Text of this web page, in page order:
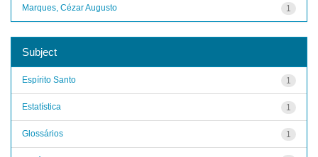
1
Marques, Cézar Augusto
Subject
1
Espírito Santo
1
Estatística
1
Glossários